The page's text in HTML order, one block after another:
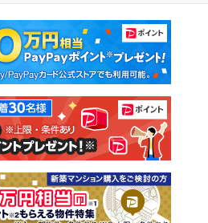
中古マンション
中古一戸建て
土地
教えて！住まいの先生